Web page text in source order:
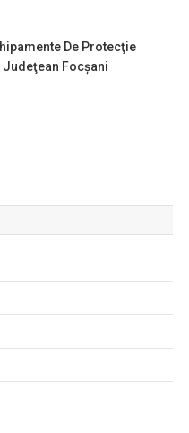
De Protecţie
Judeţean Focşani